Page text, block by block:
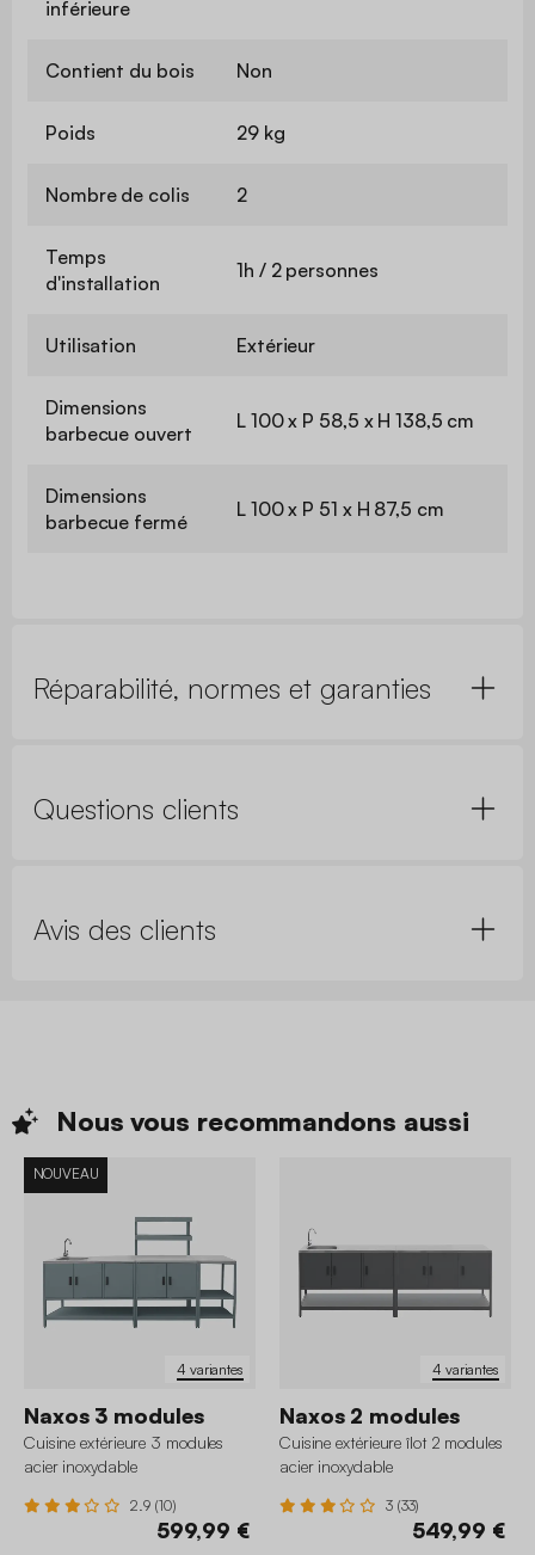
inférieure
Contient du bois Non
Poids 29 kg
Nombre de colis 2
Temps
d'installation
1h / 2 personnes
Utilisation Extérieur
Dimensions
barbecue ouvert
L 100 x P 58,5 x H 138,5 cm
Dimensions
barbecue fermé
L 100 x P 51 x H 87,5 cm
Réparabilité, normes et garanties
Questions clients
Avis des clients
Nous vous recommandons aussi
4 variantes
NOUVEAU
Naxos 3 modules
Cuisine extérieure 3 modules
acier inoxydable
2.9 (10)
599,99 €
4 variantes
Naxos 2 modules
Cuisine extérieure îlot 2 modules
acier inoxydable
3 (33)
549,99 €